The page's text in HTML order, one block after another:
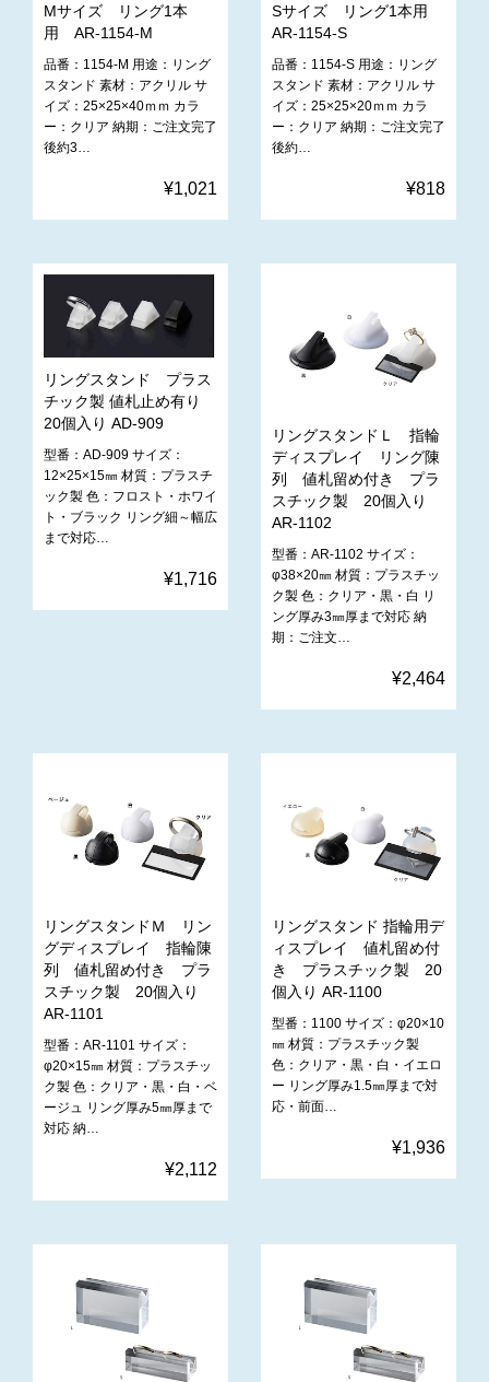
Mサイズ リング1本
用 AR-1154-M
品番：1154-M 用途：リング
スタンド 素材：アクリル サ
イズ：25×25×40ｍｍ カラ
ー：クリア 納期：ご注文完了
後約3…
¥1,021
Sサイズ リング1本用
AR-1154-S
品番：1154-S 用途：リング
スタンド 素材：アクリル サ
イズ：25×25×20ｍｍ カラ
ー：クリア 納期：ご注文完了
後約…
¥818
リングスタンド プラス
チック製 値札止め有り
20個入り AD-909
型番：AD-909 サイズ：
12×25×15㎜ 材質：プラスチ
ック製 色：フロスト・ホワイ
ト・ブラック リング細～幅広
まで対応…
¥1,716
リングスタンドＬ 指輪
ディスプレイ リング陳
列 値札留め付き プラ
スチック製 20個入り
AR-1102
型番：AR-1102 サイズ：
φ38×20㎜ 材質：プラスチッ
ク製 色：クリア・黒・白 リ
ング厚み3㎜厚まで対応 納
期：ご注文…
¥2,464
リングスタンドＭ リン
グディスプレイ 指輪陳
列 値札留め付き プラ
スチック製 20個入り
AR-1101
型番：AR-1101 サイズ：
φ20×15㎜ 材質：プラスチッ
ク製 色：クリア・黒・白・ベ
ージュ リング厚み5㎜厚まで
対応 納…
¥2,112
リングスタンド 指輪用デ
ィスプレイ 値札留め付
き プラスチック製 20
個入り AR-1100
型番：1100 サイズ：φ20×10
㎜ 材質：プラスチック製
色：クリア・黒・白・イエロ
ー リング厚み1.5㎜厚まで対
応・前面…
¥1,936